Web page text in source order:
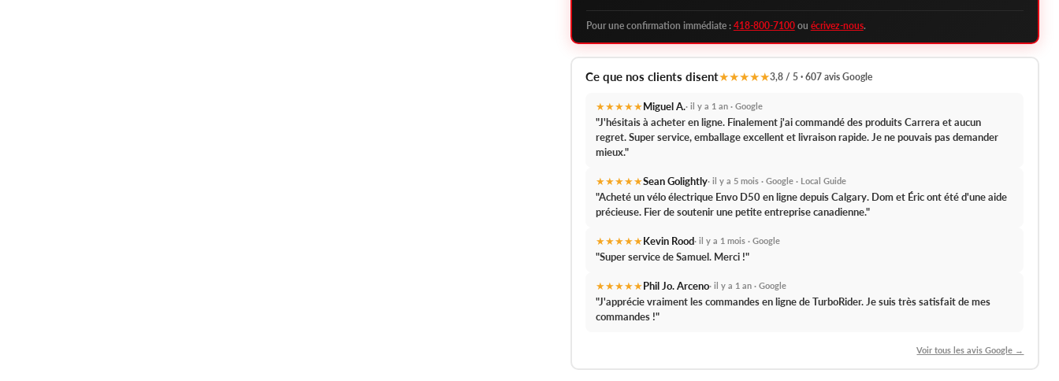
Pour une confirmation immédiate : 418-800-7100ou écrivez-nous.
Ce que nos clients disent★★★★★3,8 / 5 · 607 avis Google
★★★★★Miguel A.· il y a 1 an · Google
"J'hésitais à acheter en ligne. Finalement j'ai commandé des produits Carrera et aucun
regret.Super service, emballage excellent et livraison rapide.Je ne pouvais pas demander
mieux."
★★★★★Sean Golightly· il y a 5 mois · Google · Local Guide
"Acheté un vélo électrique Envo D50 en ligne depuis Calgary. Dom et Éric ont été d'une aide
précieuse. Fier de soutenir une petite entreprise canadienne."
★★★★★Kevin Rood· il y a 1 mois · Google
"Super service de Samuel. Merci !"
★★★★★Phil Jo. Arceno· il y a 1 an · Google
"J'apprécie vraiment les commandes en ligne de TurboRider.Je suis très satisfait de mes
commandes !"
Voir tous les avis Google →